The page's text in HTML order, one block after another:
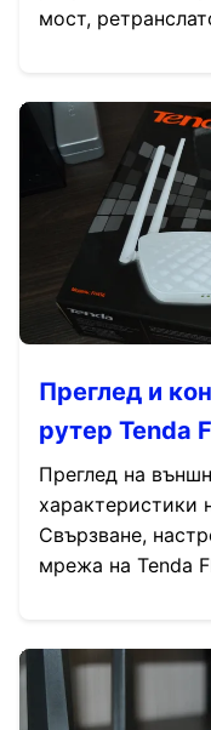
мост,
Преглед и
рутер Tenda
Преглед на
характеристики
Свързване,
мрежа на Tenda